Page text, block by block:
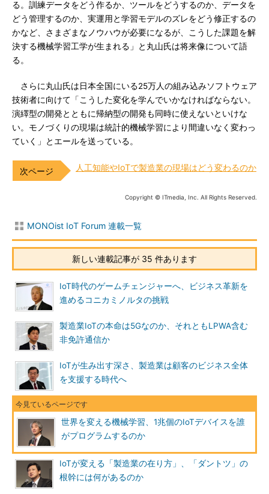
る。訓練データをどう作るか、ツールをどうするのか、データを
どう管理するのか、実運用と学習モデルのズレをどう修正するの
かなど、さまざまなノウハウが必要になるが、こうした課題を解
決する機械学習工学が生まれる」と丸山氏は将来像について語
る。
さらに丸山氏は日本全国にいる25万人の組み込みソフトウェア
技術者に向けて「こうした変化を学んでいかなければならない。
演繹型の開発とともに帰納型の開発も同時に使えないといけな
い。モノづくりの現場は統計的機械学習により間違いなく変わっ
ていく」とエールを送っている。
人工知能やIoTで製造業の現場はどう変わるのか
Copyright © ITmedia, Inc. All Rights Reserved.
MONOist IoT Forum 連載一覧
新しい連載記事が 35 件あります
IoT時代のゲームチェンジャーへ、ビジネス革新を
進めるコニカミノルタの挑戦
製造業IoTの本命は5Gなのか、それともLPWA含む
非免許通信か
IoTが生み出す深さ、製造業は顧客のビジネス全体
を支援する時代へ
世界を変える機械学習、1兆個のIoTデバイスを誰
がプログラムするのか
IoTが変える「製造業の在り方」、「ダントツ」の
根幹には何があるのか